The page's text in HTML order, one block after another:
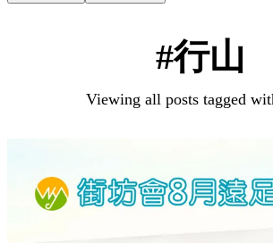
#行山
Viewing all posts tagged